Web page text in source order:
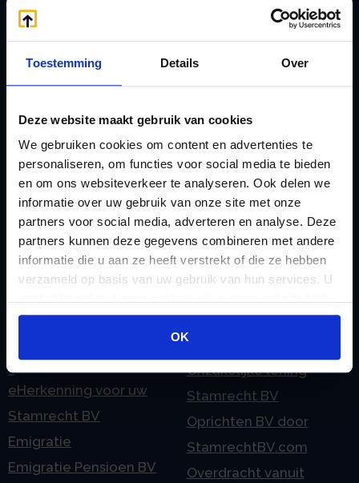
Toestemming Details Over
Deze website maakt gebruik van cookies
We gebruiken cookies om content en advertenties te
personaliseren, om functies voor social media te bieden
en om ons websiteverkeer te analyseren. Ook delen we
informatie over uw gebruik van onze site met onze
partners voor social media, adverteren en analyse. Deze
partners kunnen deze gegevens combineren met andere
informatie die u aan ze heeft verstrekt of die ze hebben
verzameld op basis van uw gebruik van hun services. U
gebruiken.
OK
Handige links
doorgeven
rekeningnummer
Checklist IB 2023 (PDF)
Checklist IB 2023 (Word)
Checklist IB 2024 (PDF)
Checklist IB 2024 (Word)
Checklist IB 2025 (Word)
eHerkenning voor uw
Stamrecht BV
Emigratie
Emigratie Pensioen BV
Jaarstukken opstellen
Liquidatie Pensioen BV
Loonadministratie
verzorgen
M
Mogelijkheden
Stamrecht BV
Ontbinden Stamrecht
BV
Onzakelijke lening
Stamrecht BV
Oprichten BV door
StamrechtBV.com
Overdracht vanuit